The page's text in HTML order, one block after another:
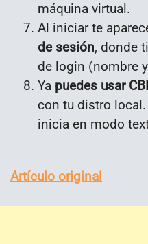
máquina virtual.
Al iniciar te
de sesión, donde
de login (nombre
Ya puedes usar
con tu distro
inicia en modo
Artículo original